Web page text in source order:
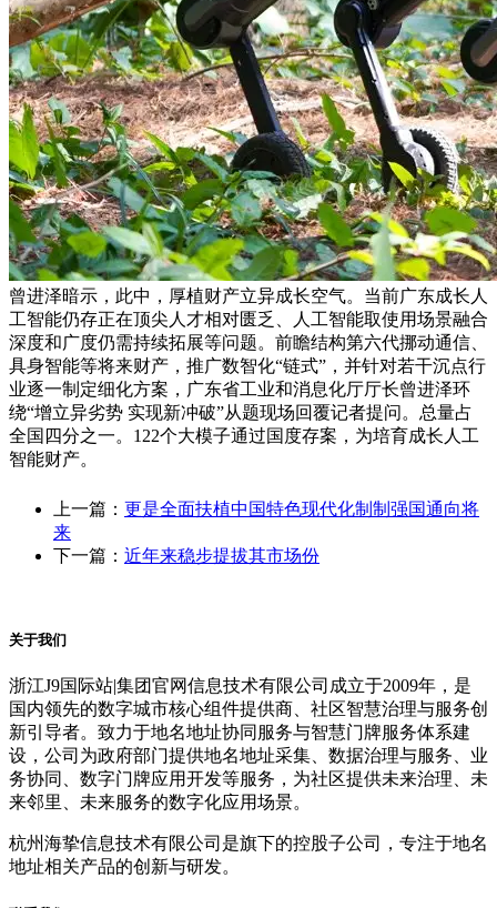
曾进泽暗示，此中，厚植财产立异成长空气。当前广东成长人
工智能仍存正在顶尖人才相对匮乏、人工智能取使用场景融合
深度和广度仍需持续拓展等问题。前瞻结构第六代挪动通信、
具身智能等将来财产，推广数智化“链式”，并针对若干沉点行
业逐一制定细化方案，广东省工业和消息化厅厅长曾进泽环
绕“增立异劣势 实现新冲破”从题现场回覆记者提问。总量占
全国四分之一。122个大模子通过国度存案，为培育成长人工
智能财产。
上一篇： 更是全面扶植中国特色现代化制制强国通向将
来
下一篇： 近年来稳步提拔其市场份
关于我们
浙江J9国际站|集团官网信息技术有限公司成立于2009年，是
国内领先的数字城市核心组件提供商、社区智慧治理与服务创
新引导者。致力于地名地址协同服务与智慧门牌服务体系建
设，公司为政府部门提供地名地址采集、数据治理与服务、业
务协同、数字门牌应用开发等服务，为社区提供未来治理、未
来邻里、未来服务的数字化应用场景。
杭州海挚信息技术有限公司是旗下的控股子公司，专注于地名
地址相关产品的创新与研发。